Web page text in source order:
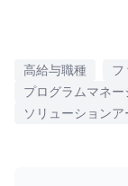
高給与職種 フ
プログラムマネー
ソリューションア